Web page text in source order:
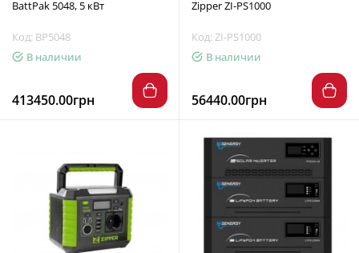
BattPak 5048, 5 кВт
Код: BP5048
В наличии
413450.00грн
Zipper ZI-PS1000
Код: ZI-PS1000
В наличии
56440.00грн